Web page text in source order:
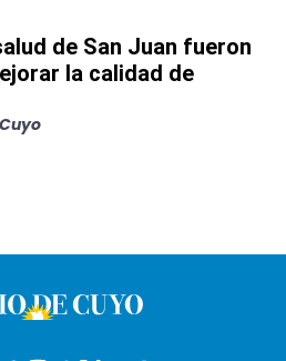
de San Juan fueron
la calidad de